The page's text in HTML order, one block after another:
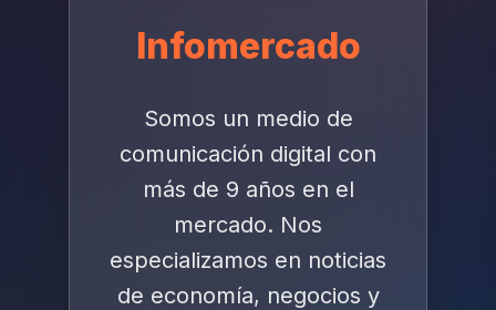
Infomercado
Somos un medio de
comunicación digital con
más de 9 años en el
mercado. Nos
especializamos en noticias
de economía, negocios y